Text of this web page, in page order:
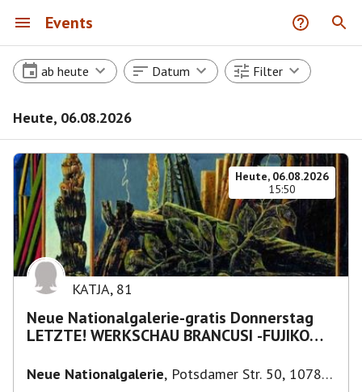
Events
ab heute Datum Filter
Heute, 06.08.2026
Heute, 06.08.2026
15:50
KATJA, 81
Neue Nationalgalerie-gratis Donnerstag
LETZTE! WERKSCHAU BRANCUSI -FUJIKO
Neue Nationalgalerie, Potsdamer Str. 50, 10785